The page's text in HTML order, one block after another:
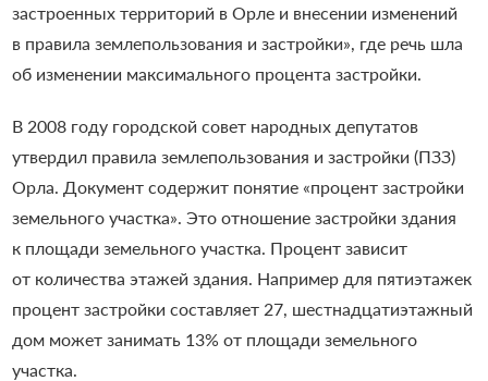
застроенных территорий в Орле и внесении изменений
в правила землепользования и застройки», где речь шла
об изменении максимального процента застройки.
В 2008 году городской совет народных депутатов
утвердил правила землепользования и застройки (ПЗЗ)
Орла. Документ содержит понятие «процент застройки
земельного участка». Это отношение застройки здания
к площади земельного участка. Процент зависит
от количества этажей здания. Например для пятиэтажек
процент застройки составляет 27, шестнадцатиэтажный
дом может занимать 13% от площади земельного
участка.